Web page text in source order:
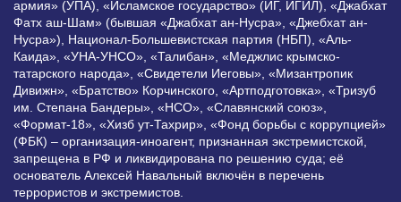
армия» (УПА), «Исламское государство» (ИГ, ИГИЛ), «Джабхат
Фатх аш-Шам» (бывшая «Джабхат ан-Нусра», «Джебхат ан-
Нусра»), Национал-Большевистская партия (НБП), «Аль-
Каида», «УНА-УНСО», «Талибан», «Меджлис крымско-
татарского народа», «Свидетели Иеговы», «Мизантропик
Дивижн», «Братство» Корчинского, «Артподготовка», «Тризуб
им. Степана Бандеры», «НСО», «Славянский союз»,
«Формат-18», «Хизб ут-Тахрир», «Фонд борьбы с коррупцией»
(ФБК) – организация-иноагент, признанная экстремистской,
запрещена в РФ и ликвидирована по решению суда; её
основатель Алексей Навальный включён в перечень
террористов и экстремистов.